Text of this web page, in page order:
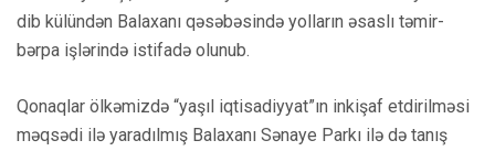
dib külündən Balaxanı qəsəbəsində yolların əsaslı təmir-
bərpa işlərində istifadə olunub.
Qonaqlar ölkəmizdə “yaşıl iqtisadiyyat”ın inkişaf etdirilməsi
məqsədi ilə yaradılmış Balaxanı Sənaye Parkı ilə də tanış